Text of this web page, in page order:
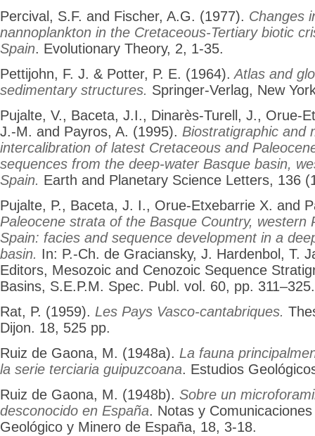
Percival, S.F. and Fischer, A.G. (1977). Changes
nannoplankton in the Cretaceous-Tertiary biotic
Spain. Evolutionary Theory, 2, 1-35.
Pettijohn, F. J. & Potter, P. E. (1964). Atlas and
sedimentary structures. Springer-Verlag, New
Pujalte, V., Baceta, J.I., Dinarès-Turell, J., Orue-
J.-M. and Payros, A. (1995). Biostratigraphic and
intercalibration of latest Cretaceous and
sequences from the deep-water Basque basin,
Spain. Earth and Planetary Science Letters, 136
Pujalte, P., Baceta, J. I., Orue-Etxebarrie X. and
Paleocene strata of the Basque Country, western
Spain: facies and sequence development in a
basin. In: P.-Ch. de Graciansky, J. Hardenbol, T.
Editors, Mesozoic and Cenozoic Sequence
Basins, S.E.P.M. Spec. Publ. vol. 60, pp. 311–325.
Rat, P. (1959). Les Pays Vasco-cantabriques.
Dijon. 18, 525 pp.
Ruiz de Gaona, M. (1948a). La fauna
la serie terciaria guipuzcoana. Estudios
Ruiz de Gaona, M. (1948b). Sobre un
desconocido en España. Notas y
Geológico y Minero de España, 18, 3-18.